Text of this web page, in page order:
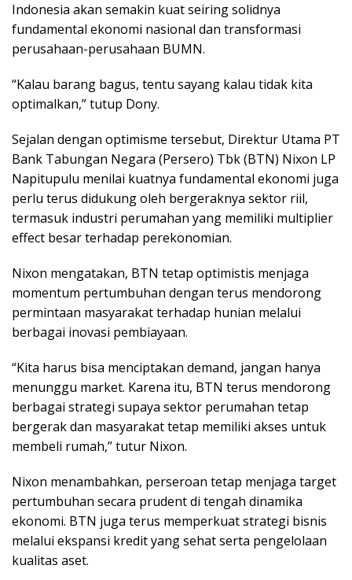
Indonesia akan semakin kuat seiring solidnya
fundamental ekonomi nasional dan transformasi
perusahaan-perusahaan BUMN.
“Kalau barang bagus, tentu sayang kalau tidak kita
optimalkan,” tutup Dony.
Sejalan dengan optimisme tersebut, Direktur Utama PT
Bank Tabungan Negara (Persero) Tbk (BTN) Nixon LP
Napitupulu menilai kuatnya fundamental ekonomi juga
perlu terus didukung oleh bergeraknya sektor riil,
termasuk industri perumahan yang memiliki multiplier
effect besar terhadap perekonomian.
Nixon mengatakan, BTN tetap optimistis menjaga
momentum pertumbuhan dengan terus mendorong
permintaan masyarakat terhadap hunian melalui
berbagai inovasi pembiayaan.
“Kita harus bisa menciptakan demand, jangan hanya
menunggu market. Karena itu, BTN terus mendorong
berbagai strategi supaya sektor perumahan tetap
bergerak dan masyarakat tetap memiliki akses untuk
membeli rumah,” tutur Nixon.
Nixon menambahkan, perseroan tetap menjaga target
pertumbuhan secara prudent di tengah dinamika
ekonomi. BTN juga terus memperkuat strategi bisnis
melalui ekspansi kredit yang sehat serta pengelolaan
kualitas aset.